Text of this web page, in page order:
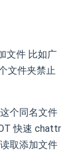
文件 比如广
文件夹禁止
个同名文件
快速 chattr
取添加文件